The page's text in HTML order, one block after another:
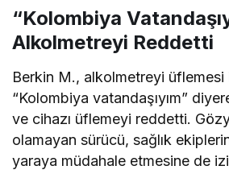
“Kolombiya
Alkolmetreyi Reddetti
Berkin M., alkolmetreyi
“Kolombiya vatandaşıyım”
ve cihazı üflemeyi reddetti.
olamayan sürücü, sağlık
yaraya müdahale etmesine de